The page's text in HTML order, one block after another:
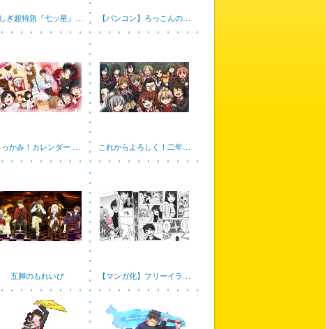
ぎ超特急『七ッ星』… 【パンコン】ろっこんの…
っかみ！カレンダー … これからよろしく！二年…
五脚のもれいび 【マンガ化】フリーイラ…